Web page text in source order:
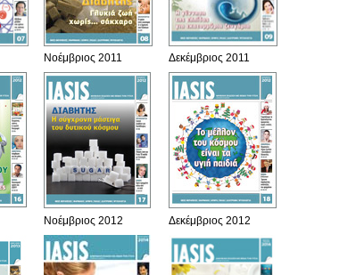
Νοέμβριος 2011 Δεκέμβριος 2011
Νοέμβριος 2012 Δεκέμβριος 2012